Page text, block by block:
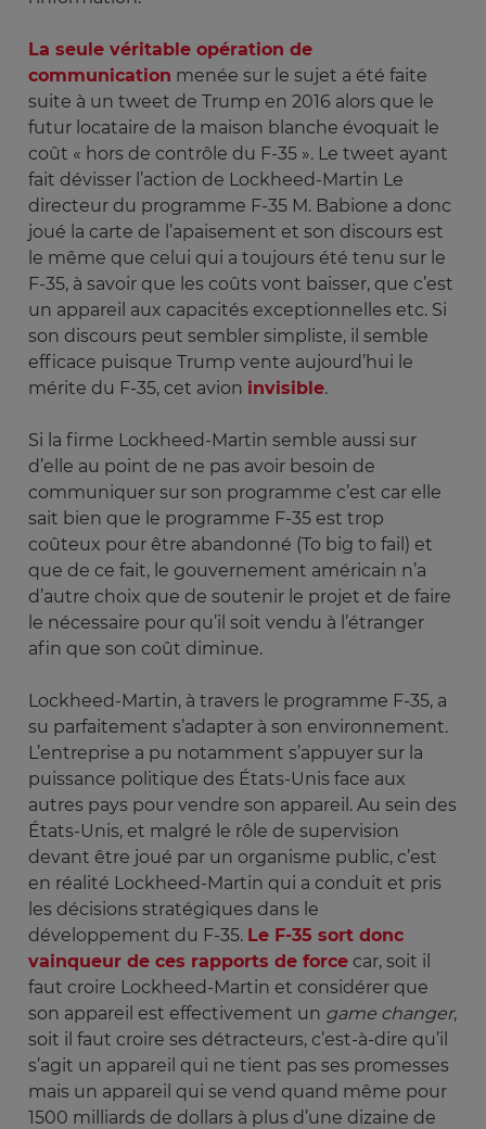
La seule véritable opération de
communication menée sur le sujet a été faite
suite à un tweet de Trump en 2016 alors que le
futur locataire de la maison blanche évoquait le
coût « hors de contrôle du F-35 ». Le tweet ayant
fait dévisser l’action de Lockheed-Martin Le
directeur du programme F-35 M. Babione a donc
joué la carte de l’apaisement et son discours est
le même que celui qui a toujours été tenu sur le
F-35, à savoir que les coûts vont baisser, que c’est
un appareil aux capacités exceptionnelles etc. Si
son discours peut sembler simpliste, il semble
efficace puisque Trump vente aujourd’hui le
mérite du F-35, cet avion invisible.
Si la firme Lockheed-Martin semble aussi sur
d’elle au point de ne pas avoir besoin de
communiquer sur son programme c’est car elle
sait bien que le programme F-35 est trop
coûteux pour être abandonné (To big to fail) et
que de ce fait, le gouvernement américain n’a
d’autre choix que de soutenir le projet et de faire
le nécessaire pour qu’il soit vendu à l’étranger
afin que son coût diminue.
Lockheed-Martin, à travers le programme F-35, a
su parfaitement s’adapter à son environnement.
L’entreprise a pu notamment s’appuyer sur la
puissance politique des États-Unis face aux
autres pays pour vendre son appareil. Au sein des
États-Unis, et malgré le rôle de supervision
devant être joué par un organisme public, c’est
en réalité Lockheed-Martin qui a conduit et pris
les décisions stratégiques dans le
développement du F-35. Le F-35 sort donc
vainqueur de ces rapports de force car, soit il
faut croire Lockheed-Martin et considérer que
son appareil est effectivement un game changer,
soit il faut croire ses détracteurs, c’est-à-dire qu’il
s’agit un appareil qui ne tient pas ses promesses
mais un appareil qui se vend quand même pour
1500 milliards de dollars à plus d’une dizaine de